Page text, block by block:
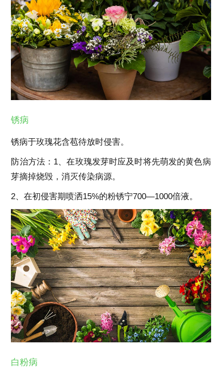
锈病
锈病于玫瑰花含苞待放时侵害。
防治方法：1、在玫瑰发芽时应及时将先萌发的黄色病
芽摘掉烧毁，消灭传染病源。
2、在初侵害期喷洒15%的粉锈宁700—1000倍液。
白粉病